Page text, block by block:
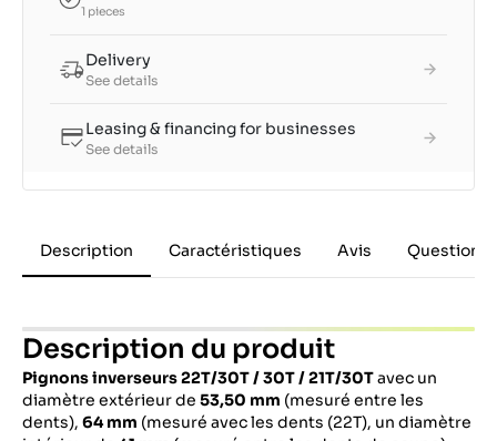
1 pieces
Delivery
See details
Leasing & financing for businesses
See details
Description Caractéristiques Avis Questions
Description du produit
Pignons inverseurs 22T/30T / 30T / 21T/30Tavec un
diamètre extérieur de 53,50 mm (mesuré entre les
dents), 64 mm (mesuré avec les dents (22T), un diamètre